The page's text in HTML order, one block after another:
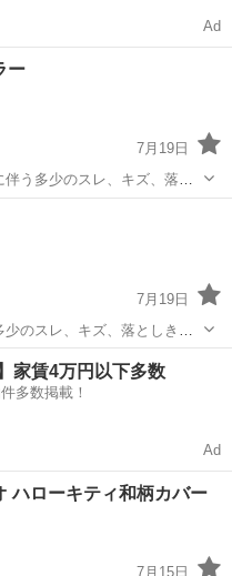
Ad
ー
7月19日
現地でご確認ください ・お値
※中古品のため、状態につい
7月19日
ご確認ください ・お値引きは
のため、状態についてはご
家賃4万円以下多数
多数掲載！
Ad
ハローキティ和柄カバー
7月15日